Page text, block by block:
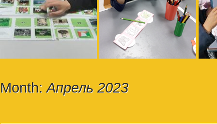
Month:Апрель 2023